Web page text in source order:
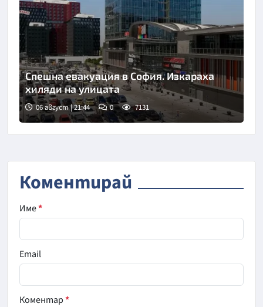
Спешна евакуация в София. Изкараха
хиляди на улицата
06 август | 21:44 0 7131
Коментирай
Име*
Email
Коментар*